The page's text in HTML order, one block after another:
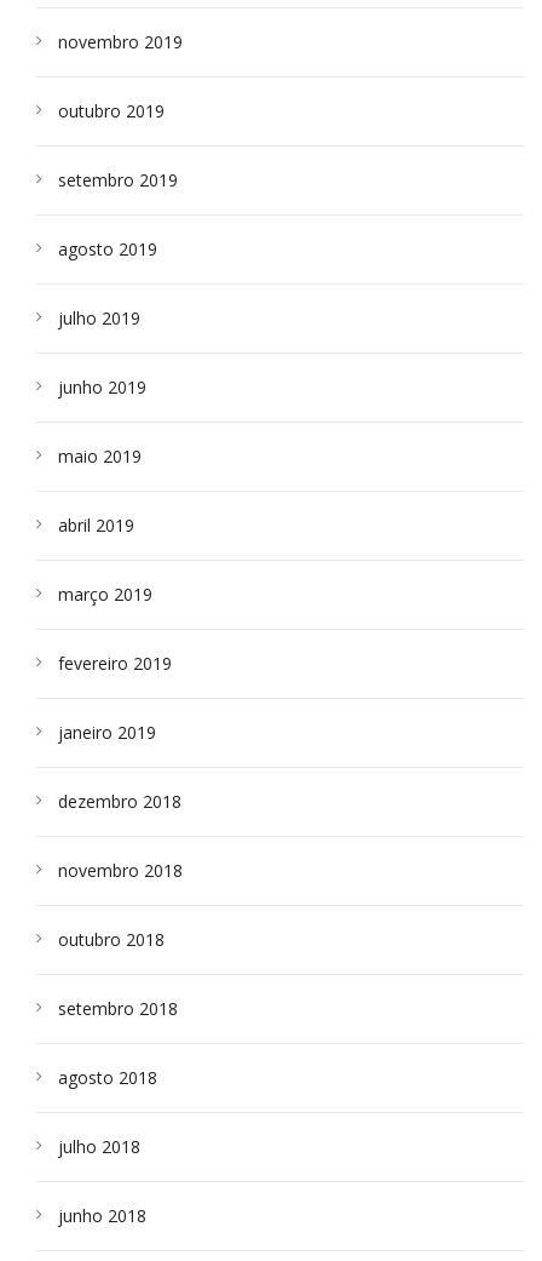
novembro 2019
outubro 2019
setembro 2019
agosto 2019
julho 2019
junho 2019
maio 2019
abril 2019
março 2019
fevereiro 2019
janeiro 2019
dezembro 2018
novembro 2018
outubro 2018
setembro 2018
agosto 2018
julho 2018
junho 2018